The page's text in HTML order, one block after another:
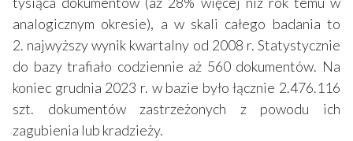
analogicznym okresie), a w skali całego badania to
2. najwyższy wynik kwartalny od 2008 r. Statystycznie
do bazy trafiało codziennie aż 560 dokumentów. Na
koniec grudnia 2023 r. w bazie było łącznie 2.476.116
szt. dokumentów zastrzeżonych z powodu ich
zagubienia lub kradzieży.